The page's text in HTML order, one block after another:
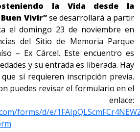
la Vida desde la
Vivir”se desarrollará a partir
el domingo 23 de noviembre en
del Sitio de Memoria Parque
– Ex Cárcel. Este encuentro es
y su entrada es liberada. Hay
sí requieren inscripción previa.
puedes revisar el formulario en el
enlace:
forms/d/e/